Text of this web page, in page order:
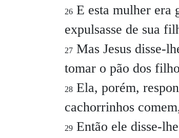
26 E esta mulher era
expulsasse de sua
27 Mas Jesus disse-
tomar o pão dos
28 Ela, porém,
cachorrinhos
29 Então ele disse-